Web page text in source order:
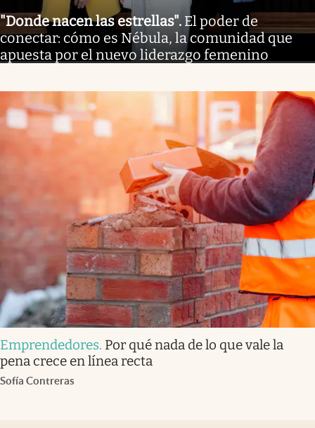
"Donde nacen las estrellas". El poder de
conectar: cómo es Nébula, la comunidad que
apuesta por el nuevo liderazgo femenino
Emprendedores. Por qué nada de lo que vale la
pena crece en línea recta
Sofía Contreras